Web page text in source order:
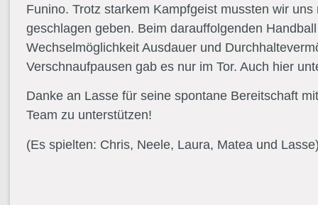
Funino. Trotz starkem Kampfgeist mussten wir uns
geschlagen geben. Beim darauffolgenden
Wechselmöglichkeit Ausdauer und
Verschnaufpausen gab es nur im Tor. Auch hier
Danke an Lasse für seine spontane Bereitschaft
Team zu unterstützen!
(Es spielten: Chris, Neele, Laura, Matea und